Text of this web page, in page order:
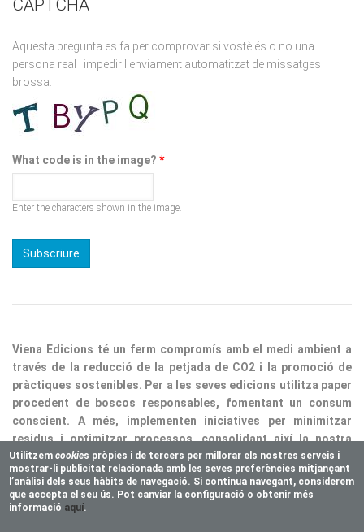
persona real i impedir l'enviament automatitzat de missatges
brossa.
través de la reducció de la petjada de CO2 i la promoció de
pràctiques sostenibles. Per a les seves edicions utilitza paper
procedent de boscos responsables, fomentant un consum
conscient. A més, implementen iniciatives per minimitzar
residus i optimitzar processos, consolidant així la nostra
responsabilitat ecològica.
Copyright © 2025 Vienaeditorial.com. All rights reserved
Responsive theme, developed by easy&WEB
Utilitzemcookies pròpies i de tercers per millorar els nostres serveis i
mostrar-li publicitat relacionada amb les seves preferències mitjançant
l’anàlisi dels seus hàbits de navegació. Si continua navegant, considerem
que accepta el seu ús. Pot canviar la configuració o obtenir més
informació aquí.